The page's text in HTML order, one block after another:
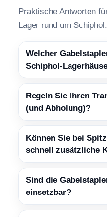
Praktische Antworten
Lager rund um Schiphol.
Welcher
Schiphol-
Regeln Sie Ihren
(und Abholung)?
Können Sie bei
schnell zusätzliche
Sind die
einsetzbar?